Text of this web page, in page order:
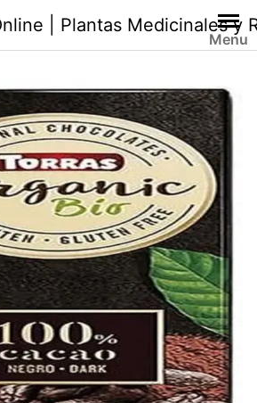
| Plantas Medicinales y
Menu